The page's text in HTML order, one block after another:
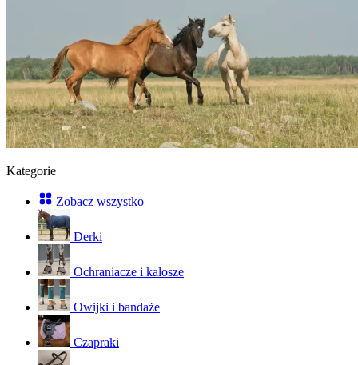
Kategorie
Zobacz wszystko
Derki
Ochraniacze i kalosze
Owijki i bandaże
Czapraki